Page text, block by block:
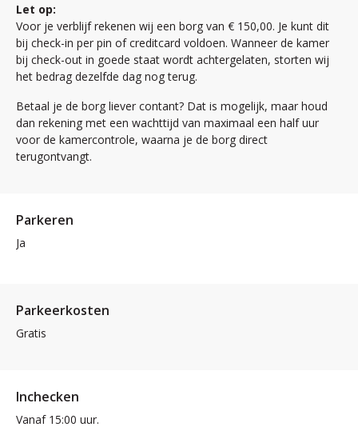
Let op:
Voor je verblijf rekenen wij een borg van € 150,00. Je kunt dit
bij check-in per pin of creditcard voldoen. Wanneer de kamer
bij check-out in goede staat wordt achtergelaten, storten wij
het bedrag dezelfde dag nog terug.
Betaal je de borg liever contant? Dat is mogelijk, maar houd
dan rekening met een wachttijd van maximaal een half uur
voor de kamercontrole, waarna je de borg direct
terugontvangt.
Parkeren
Ja
Parkeerkosten
Gratis
Inchecken
Vanaf 15:00 uur.